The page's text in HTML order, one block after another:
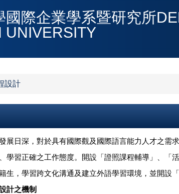
國際企業學系暨研究所
UNIVERSITY
設計
展日深，對於具有國際觀及國際語言能力人才之需
學習正確之工作態度。開設「證照課程輔導」、「
生，學習跨文化溝通及建立外語學習環境，並開設
計之機制